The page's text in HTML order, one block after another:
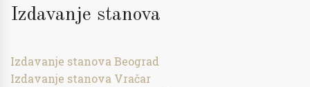
Izdavanje stanova
Izdavanje stanova Beograd
Izdavanje stanova Vračar